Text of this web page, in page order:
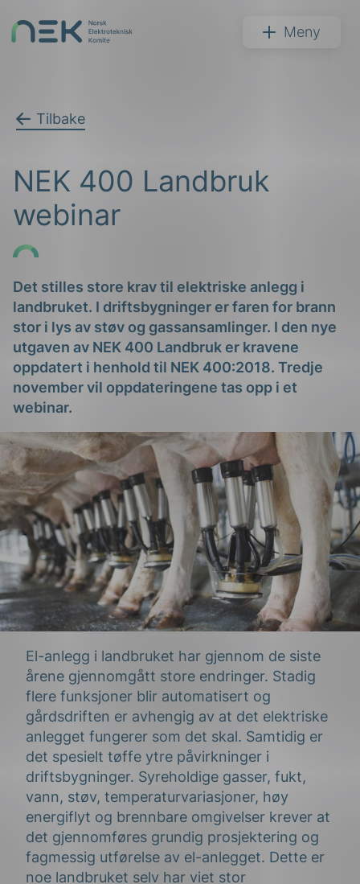
NEK Meny
Tilbake
NEK 400 Landbruk
webinar
Det stilles store krav til elektriske anlegg i
landbruket. I driftsbygninger er faren for brann
stor i lys av støv og gassansamlinger. I den nye
utgaven av NEK 400 Landbruk er kravene
oppdatert i henhold til NEK 400:2018. Tredje
november vil oppdateringene tas opp i et
webinar.
El-anlegg i landbruket har gjennom de siste
årene gjennomgått store endringer. Stadig
flere funksjoner blir automatisert og
gårdsdriften er avhengig av at det elektriske
anlegget fungerer som det skal. Samtidig er
det spesielt tøffe ytre påvirkninger i
driftsbygninger. Syreholdige gasser, fukt,
vann, støv, temperaturvariasjoner, høy
energiflyt og brennbare omgivelser krever at
det gjennomføres grundig prosjektering og
fagmessig utførelse av el-anlegget. Dette er
noe landbruket selv har viet stor